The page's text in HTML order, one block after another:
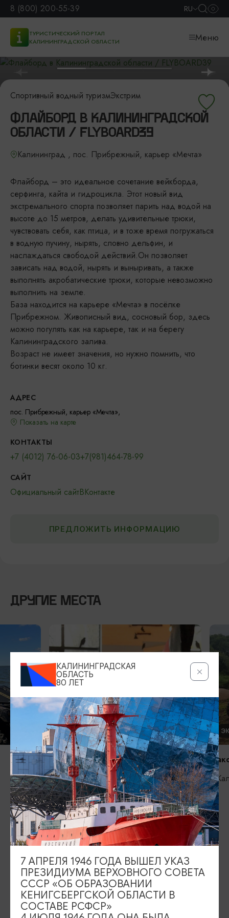
8 (800) 200-55-39 RU
ТУРИСТИЧЕСКИЙ ПОРТАЛ
КАЛИНИНГРАДСКОЙ ОБЛАСТИ
Меню
Спортивный водный туризмЭкстрим
ФЛАЙБОРД В КАЛИНИНГРАДСКОЙ
ОБЛАСТИ / FLYBOARD39
Калининград , пос. Прибрежный, карьер «Мечта»
Флайборд – это идеальное сочетание вейкборда,
серфинга, кайта и гидроцикла. Этот новый вид
экстремального спорта позволяет парить над водой на
высоте до 15 метров, делать удивительные трюки,
чувствовать себя, как птица, и в тоже время погружаться
в водную пучину, нырять, словно дельфин, и
наслаждаться свободой действий.Он позволяет
зависать над водой, нырять и выныривать, а также
выполнять акробатические трюки, которые невозможно
выполнить на земле.
База находится на карьере «Мечта» в посёлке
Прибрежном. Живописный вид, сосновый бор, здесь
можно погулять как на карьере, так и на берегу
Калининградского залива.
Возраст не имеет значения, но нужно помнить, что
ботинки весят около 10 кг.
АДРЕС
пос. Прибрежный, карьер «Мечта»,
Показать на карте
КОНТАКТЫ
+7 (4012) 76-06-03+7(981)464-78-99
САЙТ
Официальный сайтВКонтакте
ПРЕДЛОЖИТЬ ИНФОРМАЦИЮ
ДРУГИЕ МЕСТА
ЭКСТРИМ
Клуб метания топоров Axe Point
Калининград, ул.Бассейная 59Б, 2
этаж
ЭКСТРИМ
ИЩИТЕ ТАКЖЕ НА НАШЕМ САЙТЕ
Серебряное ожерелье
Электронная виза
Туры и экскурсии
Афиша мероприятий
Сувениры
Гостевая книга
КАЛИНИНГРАДСКАЯ
ОБЛАСТЬ
80 ЛЕТ
7 АПРЕЛЯ 1946 ГОДА ВЫШЕЛ УКАЗ
ПРЕЗИДИУМА ВЕРХОВНОГО СОВЕТА
СССР «ОБ ОБРАЗОВАНИИ
КЕНИГСБЕРГСКОЙ ОБЛАСТИ В
СОСТАВЕ РСФСР»